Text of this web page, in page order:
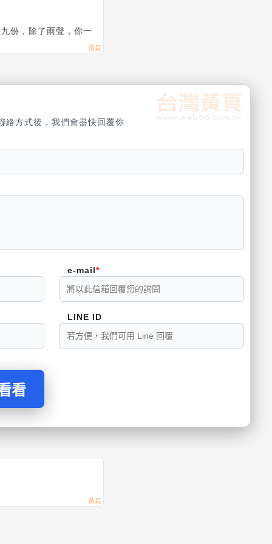
份，除了雨聲，你一
絡方式後，我們會盡快回覆你
e-mail
LINE ID
看